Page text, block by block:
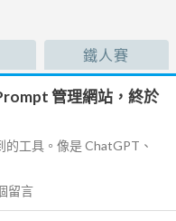
鐵人賽
管理網站，終於
工具。像是 ChatGPT、
留言